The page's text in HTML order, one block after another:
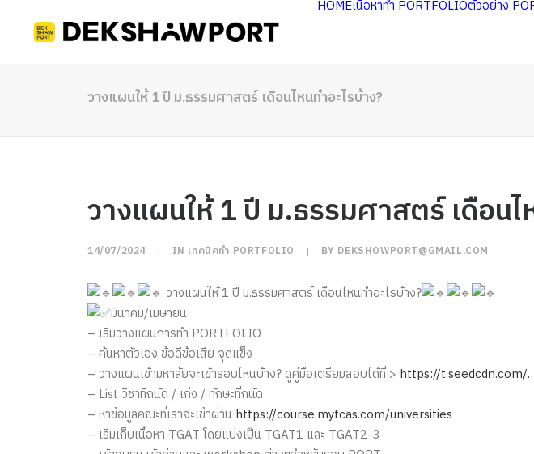
HOMEเนื้อหาทำ PORTFOLIOตัวอย่าง
วางแผนให้ 1 ปี ม.ธรรมศาสตร์ เดือนไหนทำอะไรบ้าง?
วางแผนให้ 1 ปี ม.ธรรมศาสตร์ เดือนไ
14/07/2024 | IN เทคนิคทำ PORTFOLIO | BY DEKSHOWPORT@GMAIL.COM
วางแผนให้ 1 ปี ม.ธรรมศาสตร์ เดือนไหนทำอะไรบ้าง?
มีนาคม/เมษายน
– เริ่มวางแผนการทำ PORTFOLIO
– ค้นหาตัวเอง ข้อดีข้อเสีย จุดแข็ง
– วางแผนเข้ามหาลัยจะเข้ารอบไหนบ้าง? ดูคู่มือเตรียมสอบได้ที่ > https://t.seedcdn.com/
– List วิชาที่ถนัด / เก่ง / ทักษะที่ถนัด
– หาข้อมูลคณะที่เราจะเข้าผ่าน https://course.mytcas.com/universities
– เริ่มเก็บเนื้อหา TGAT โดยแบ่งเป็น TGAT1 และ TGAT2-3